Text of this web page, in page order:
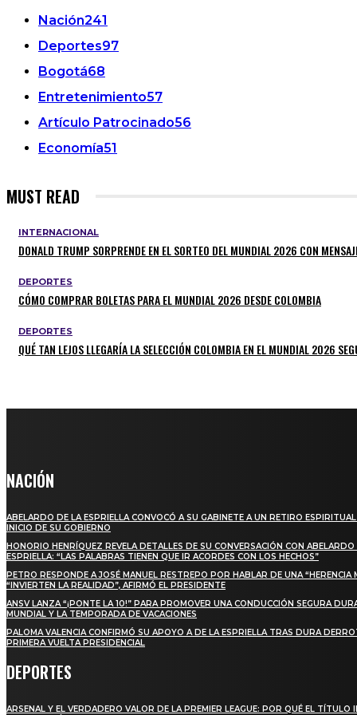
Nación241
Deportes97
Bogotá68
Entretenimiento57
Artículo Patrocinado56
Economía51
MUST READ
INTERNACIONAL
DONALD TRUMP SORPRENDE EN EL SORTEO DEL MUNDIAL 2026 CON
DEPORTES
CÓMO COMPRAR BOLETAS PARA EL MUNDIAL 2026 DESDE COLOMBIA
DEPORTES
QUÉ TAN LEJOS LLEGARÍA LA SELECCIÓN COLOMBIA EN EL MUNDIAL 2026
NACIÓN
ABELARDO DE LA ESPRIELLA CONVOCÓ A SU GABINETE A UN RETIRO
INICIO DE SU GOBIERNO
HONORIO HENRÍQUEZ REVELA DETALLES DE SU CONVERSACIÓN CON ABELARDO
ESPRIELLA: “LAS PALABRAS TIENEN QUE IR ACORDES CON LOS HECHOS”
PETRO RESPONDE A JOSÉ MANUEL RESTREPO POR HABLAR DE UNA “HERENCIA
“INVIERTEN LA REALIDAD”, AFIRMÓ EL PRESIDENTE
ANSV LANZA “¡PONTE LA 10!” PARA PROMOVER UNA CONDUCCIÓN SEGURA
MUNDIAL Y LA TEMPORADA DE VACACIONES
PALOMA VALENCIA CONFIRMÓ SU APOYO A DE LA ESPRIELLA TRAS DURA
PRIMERA VUELTA PRESIDENCIAL
DEPORTES
ARSENAL Y EL VERDADERO VALOR DE LA PREMIER LEAGUE: POR QUÉ EL TÍTULO